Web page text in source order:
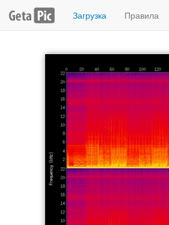
Загрузка Правила